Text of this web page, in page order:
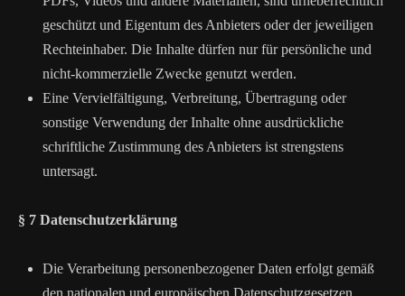
geschützt und Eigentum des Anbieters oder der jeweiligen
Rechteinhaber. Die Inhalte dürfen nur für persönliche und
nicht-kommerzielle Zwecke genutzt werden.
Eine Vervielfältigung, Verbreitung, Übertragung oder
sonstige Verwendung der Inhalte ohne ausdrückliche
schriftliche Zustimmung des Anbieters ist strengstens
untersagt.
§ 7 Datenschutzerklärung
Die Verarbeitung personenbezogener Daten erfolgt gemäß
den nationalen und europäischen Datenschutzgesetzen.